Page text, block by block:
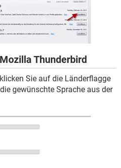
Thunderbird
Sie auf die Länderflagge
gewünschte Sprache aus der